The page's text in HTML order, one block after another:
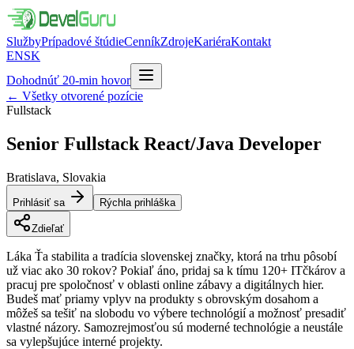
SlužbyPrípadové štúdieCenníkZdrojeKariéraKontakt
ENSK
Dohodnúť 20-min hovor
← Všetky otvorené pozície
Fullstack
Senior Fullstack React/Java Developer
Bratislava, Slovakia
Prihlásiť sa Rýchla prihláška
Zdieľať
Láka Ťa stabilita a tradícia slovenskej značky, ktorá na trhu pôsobí
už viac ako 30 rokov? Pokiaľ áno, pridaj sa k tímu 120+ ITčkárov a
pracuj pre spoločnosť v oblasti online zábavy a digitálnych hier.
Budeš mať priamy vplyv na produkty s obrovským dosahom a
môžeš sa tešiť na slobodu vo výbere technológií a možnosť presadiť
vlastné názory. Samozrejmosťou sú moderné technológie a neustále
sa vylepšujúce interné projekty.